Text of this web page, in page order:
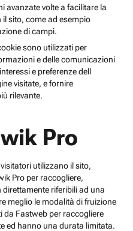
avanzate volte a facilitare la
sito, come ad esempio
di campi.
sono utilizzati per
e delle comunicazioni
e preferenze dell
visitate, e fornire
rilevante.
Pro
utilizzano il sito,
Pro per raccogliere,
riferibili ad una
meglio le modalità di fruizione
da Fastweb per raccogliere
ed hanno una durata limitata.